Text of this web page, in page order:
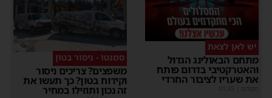
יש לאן לצאת
מתחם הבאולינג הגדול
והאטרקטיבי בדרום פותח
את שעריו לציבור החרדי
סמנטו - ניסור בטון
משפצים? צריכים ניסור
וקידוח בטון? כך תעשו את
זה נכון ותוזילו במחיר